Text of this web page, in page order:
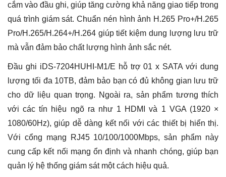
cắm vào đầu ghi, giúp tăng cường khả năng giao tiếp trong
quá trình giám sát. Chuẩn nén hình ảnh H.265 Pro+/H.265
Pro/H.265/H.264+/H.264 giúp tiết kiệm dung lượng lưu trữ
mà vẫn đảm bảo chất lượng hình ảnh sắc nét.
Đầu ghi iDS-7204HUHI-M1/E hỗ trợ 01 x SATA với dung
lượng tối đa 10TB, đảm bảo bạn có đủ không gian lưu trữ
cho dữ liệu quan trọng. Ngoài ra, sản phẩm tương thích
với các tín hiệu ngõ ra như 1 HDMI và 1 VGA (1920 ×
1080/60Hz), giúp dễ dàng kết nối với các thiết bị hiển thị.
Với cổng mạng RJ45 10/100/1000Mbps, sản phẩm này
cung cấp kết nối mạng ổn định và nhanh chóng, giúp bạn
quản lý hệ thống giám sát một cách hiệu quả.